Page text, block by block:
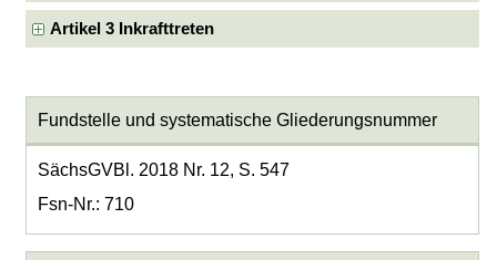
Artikel 3 Inkrafttreten
Fundstelle und systematische Gliederungsnummer
SächsGVBl. 2018 Nr. 12, S. 547
Fsn-Nr.: 710